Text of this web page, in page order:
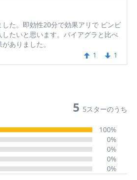
た。即効性20分で効果アリで ビンビ
たいと思います。バイアグラと比べ
ありました。
1
1
5 5スターのうち
100%
0%
0%
0%
0%